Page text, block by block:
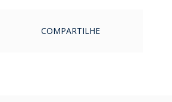
COMPARTILHE